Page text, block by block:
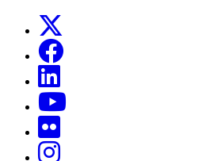
Links, Opens in this window
Links, Opens in this window
Links, Opens in this window
Links, Opens in this window